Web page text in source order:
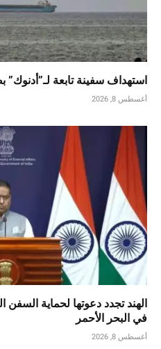
استهداف سفينة تابعة لـ”أدنوك”
أغسطس 8, 2026
الهند تجدد دعوتها لحماية
في البحر الأحمر
أغسطس 8, 2026